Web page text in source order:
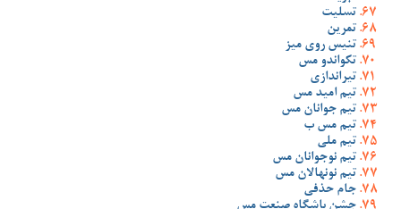
تسلیت
تمرین
تنیس روی میز
تکواندو مس
تیراندازی
تیم امید مس
تیم جوانان مس
تیم مس ب
تیم ملی
تیم نوجوانان مس
تیم نونهالان مس
جام حذفی